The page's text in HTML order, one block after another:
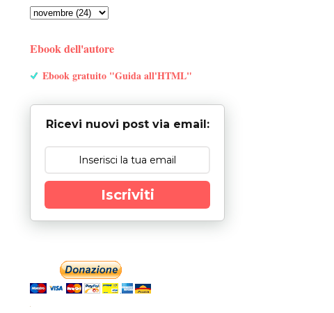
Ebook dell'autore
Ebook gratuito "Guida all'HTML"
Ricevi nuovi post via email:
Iscriviti